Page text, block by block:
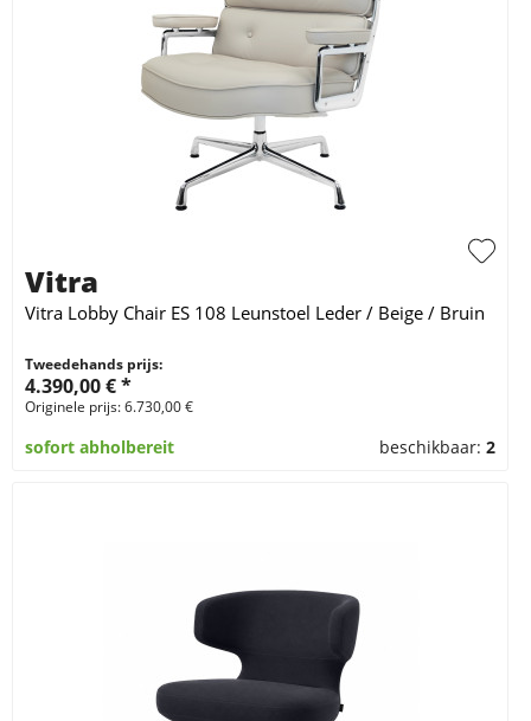
Vitra
Vitra Lobby Chair ES 108 Leunstoel Leder / Beige / Bruin
Tweedehands prijs:
4.390,00 € *
Originele prijs: 6.730,00 €
sofort abholbereit beschikbaar:2